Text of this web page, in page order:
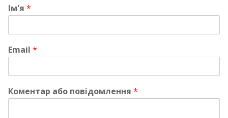
Ім'я *
Email *
Коментар або повідомлення *